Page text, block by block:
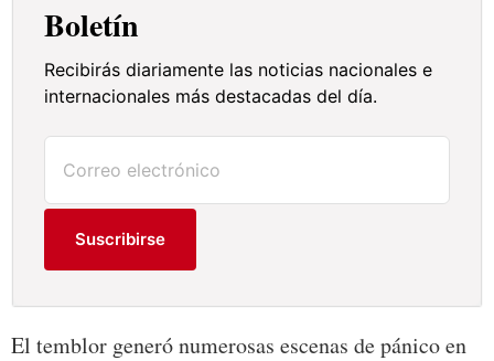
Boletín
Recibirás diariamente las noticias nacionales e
internacionales más destacadas del día.
Suscribirse
El temblor generó numerosas escenas de pánico en